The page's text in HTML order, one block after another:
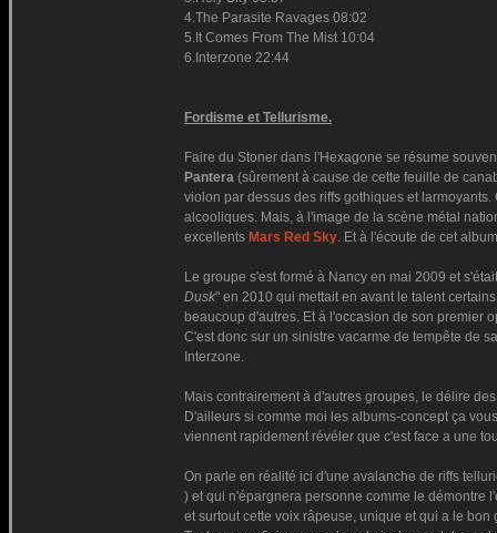
4.The Parasite Ravages 08:02
5.It Comes From The Mist 10:04
6.Interzone 22:44
Fordisme et Tellurisme.
Faire du Stoner dans l'Hexagone se résume
Pantera (sûrement à cause de cette feuille de
violon par dessus des riffs gothiques et
alcooliques. Mais, à l'image de la scène métal
excellents Mars Red Sky. Et à l'écoute de cet
Le groupe s'est formé à Nancy en mai 2009 et
Dusk" en 2010 qui mettait en avant le talent
beaucoup d'autres. Et à l'occasion de son premier
C'est donc sur un sinistre vacarme de tempête de
Interzone.
Mais contrairement à d'autres groupes, le délire
D'ailleurs si comme moi les albums-concept ça
viennent rapidement révéler que c'est face a une
On parle en réalité ici d'une avalanche de riffs
) et qui n'épargnera personne comme le démontre
et surtout cette voix râpeuse, unique et qui a le